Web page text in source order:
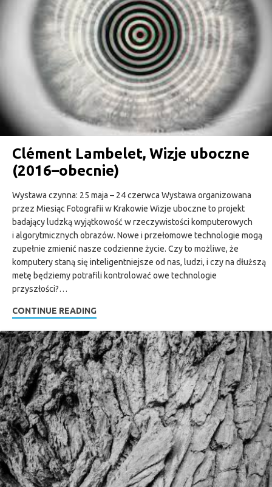
Clément Lambelet, Wizje uboczne
(2016–obecnie)
Wystawa czynna: 25 maja – 24 czerwca Wystawa organizowana
przez Miesiąc Fotografii w Krakowie Wizje uboczne to projekt
badający ludzką wyjątkowość w rzeczywistości komputerowych
i algorytmicznych obrazów. Nowe i przełomowe technologie mogą
zupełnie zmienić nasze codzienne życie. Czy to możliwe, że
komputery staną się inteligentniejsze od nas, ludzi, i czy na dłuższą
metę będziemy potrafili kontrolować owe technologie
przyszłości?…
CONTINUE READING
zpafiska • 18 lipca 2018